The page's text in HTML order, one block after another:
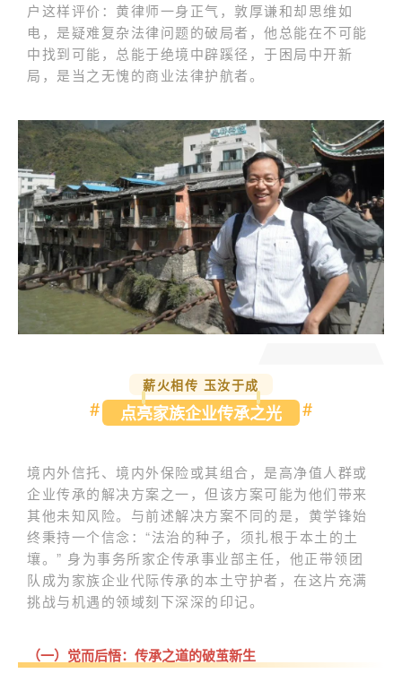
户这样评价：黄律师一身正气，敦厚谦和却思维如
电，是疑难复杂法律问题的破局者，他总能在不可能
中找到可能，总能于绝境中辟蹊径，于困局中开新
局，是当之无愧的商业法律护航者。
薪火相传 玉汝于成
# 点亮家族企业传承之光 #
境内外信托、境内外保险或其组合，是高净值人群或
企业传承的解决方案之一，但该方案可能为他们带来
其他未知风险。与前述解决方案不同的是，黄学锋始
终秉持一个信念：“法治的种子，须扎根于本土的土
壤。” 身为事务所家企传承事业部主任，他正带领团
队成为家族企业代际传承的本土守护者，在这片充满
挑战与机遇的领域刻下深深的印记。
（一）觉而后悟：传承之道的破茧新生